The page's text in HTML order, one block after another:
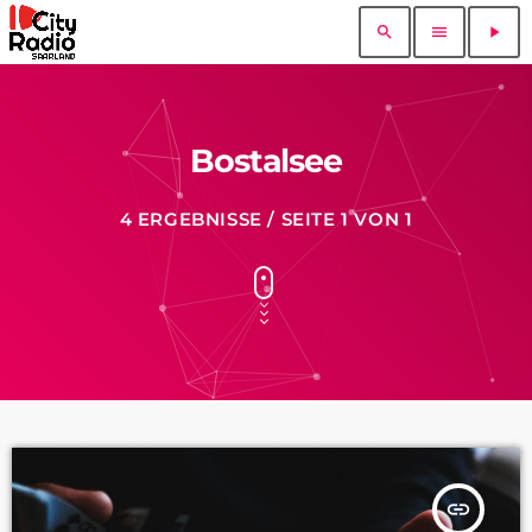
search menu play_arrow
Bostalsee
4 ERGEBNISSE / SEITE 1 VON 1
insert_link